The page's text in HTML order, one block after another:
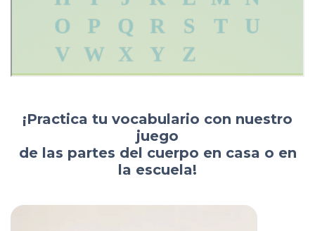
¡Practica tu vocabulario con nuestro
juego
de las partes del cuerpo en casa o en
la escuela!